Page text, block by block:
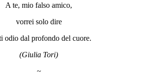
A te, mio falso amico,
vorrei solo dire
odio dal profondo del cuore.
(Giulia Tori)
~